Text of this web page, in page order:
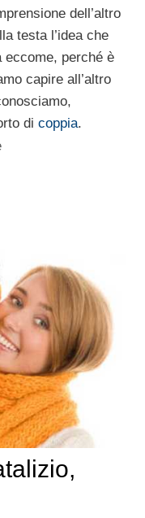
dell’altro
testa l’idea che
eccome, perché è
capire all’altro
di coppia.